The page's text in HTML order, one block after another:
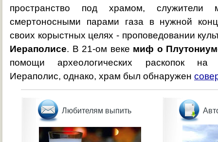
пространство под храмом, служители
смертоносными парами газа в нужной
своих корыстных целях - проповедовании
Иераполисе. В 21-ом веке миф о
помощи археологических раскопок на
Иераполис, однако, храм был обнаружен
Любителям выпить